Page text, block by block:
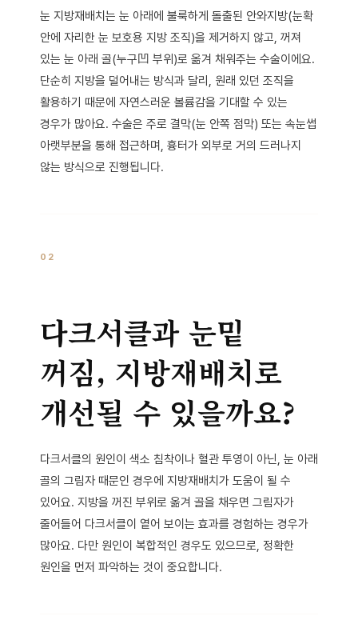
눈 지방재배치는 눈 아래에 불룩하게 돌출된 안와지방(눈확
안에 자리한 눈 보호용 지방 조직)을 제거하지 않고, 꺼져
있는 눈 아래 골(누구凹 부위)로 옮겨 채워주는 수술이에요.
단순히 지방을 덜어내는 방식과 달리, 원래 있던 조직을
활용하기 때문에 자연스러운 볼륨감을 기대할 수 있는
경우가 많아요. 수술은 주로 결막(눈 안쪽 점막) 또는 속눈썹
아랫부분을 통해 접근하며, 흉터가 외부로 거의 드러나지
않는 방식으로 진행됩니다.
02
다크서클과 눈밑
꺼짐, 지방재배치로
개선될 수 있을까요?
다크서클의 원인이 색소 침착이나 혈관 투영이 아닌, 눈 아래
골의 그림자 때문인 경우에 지방재배치가 도움이 될 수
있어요. 지방을 꺼진 부위로 옮겨 골을 채우면 그림자가
줄어들어 다크서클이 옅어 보이는 효과를 경험하는 경우가
많아요. 다만 원인이 복합적인 경우도 있으므로, 정확한
원인을 먼저 파악하는 것이 중요합니다.